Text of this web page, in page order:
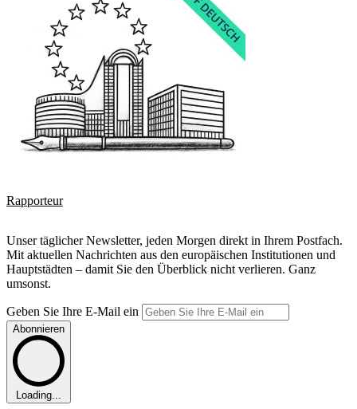
Rapporteur
Unser täglicher Newsletter, jeden Morgen direkt in Ihrem Postfach.
Mit aktuellen Nachrichten aus den europäischen Institutionen und
Hauptstädten – damit Sie den Überblick nicht verlieren. Ganz
umsonst.
Geben Sie Ihre E-Mail ein
Abonnieren
Loading...